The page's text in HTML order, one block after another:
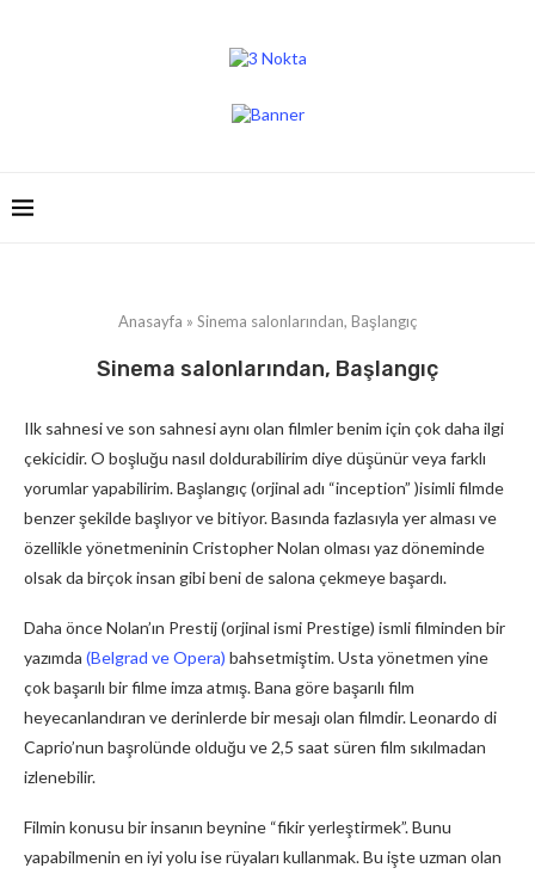
Anasayfa » Sinema salonlarından, Başlangıç
Sinema salonlarından, Başlangıç
Ilk sahnesi ve son sahnesi aynı olan filmler benim için çok daha ilgi
çekicidir. O boşluğu nasıl doldurabilirim diye düşünür veya farklı
yorumlar yapabilirim. Başlangıç (orjinal adı “inception” )isimli filmde
benzer şekilde başlıyor ve bitiyor. Basında fazlasıyla yer alması ve
özellikle yönetmeninin Cristopher Nolan olması yaz döneminde
olsak da birçok insan gibi beni de salona çekmeye başardı.
Daha önce Nolan’ın Prestij (orjinal ismi Prestige) ismli filminden bir
yazımda (Belgrad ve Opera) bahsetmiştim. Usta yönetmen yine
çok başarılı bir filme imza atmış. Bana göre başarılı film
heyecanlandıran ve derinlerde bir mesajı olan filmdir. Leonardo di
Caprio’nun başrolünde olduğu ve 2,5 saat süren film sıkılmadan
izlenebilir.
Filmin konusu bir insanın beynine “fikir yerleştirmek”. Bunu
yapabilmenin en iyi yolu ise rüyaları kullanmak. Bu işte uzman olan